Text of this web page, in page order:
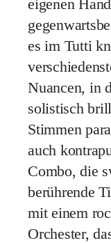
eigenen
es im Tutti
Nuancen, in
solistisch
Stimmen
auch
Combo, die
berührende
mit einem
Orchester,